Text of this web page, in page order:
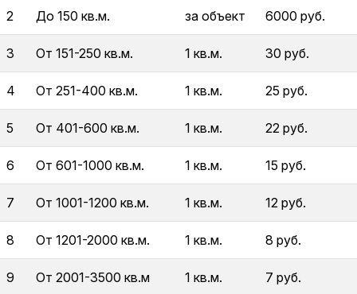
2 До 150 кв.м. за объект 6000 руб.
3 От 151-250 кв.м. 1 кв.м. 30 руб.
4 От 251-400 кв.м. 1 кв.м. 25 руб.
5 От 401-600 кв.м. 1 кв.м. 22 руб.
6 От 601-1000 кв.м. 1 кв.м. 15 руб.
7 От 1001-1200 кв.м. 1 кв.м. 12 руб.
8 От 1201-2000 кв.м. 1 кв.м. 8 руб.
9 От 2001-3500 кв.м 1 кв.м. 7 руб.